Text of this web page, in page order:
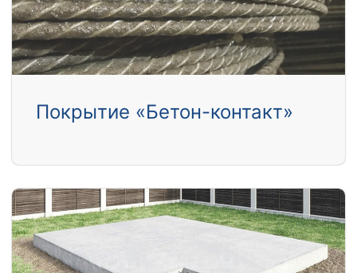
Покрытие «Бетон-контакт»